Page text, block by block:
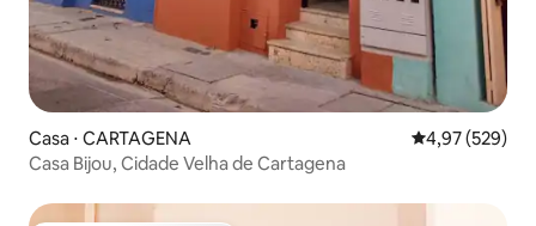
Casa ⋅ CARTAGENA 4,97 de uma
4,97 (529)
Casa Bijou, Cidade Velha de Cartagena